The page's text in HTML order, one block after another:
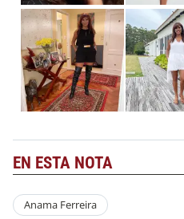
EN ESTA NOTA
Anama Ferreira